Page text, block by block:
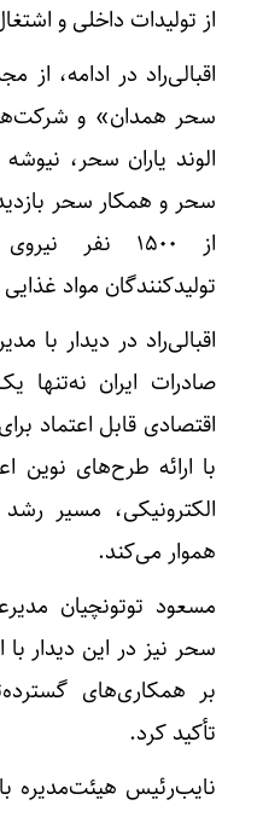
از تولیدات داخلی و
اقبالی‌راد در ادامه،
سحر همدان» و
الوند یاران سحر،
سحر و همکار سحر
از ۱۵۰۰ نفر
تولیدکنندگان مواد
اقبالی‌راد در دیدار
صادرات ایران نه‌تنها
اقتصادی قابل اعتماد
با ارائه طرح‌های نوین
الکترونیکی، مسیر
هموار می‌کند.
مسعود توتونچیان
سحر نیز در این دیدار با
بر همکاری‌های
تأکید کرد.
نایب‌رئیس هیئت‌مدیره